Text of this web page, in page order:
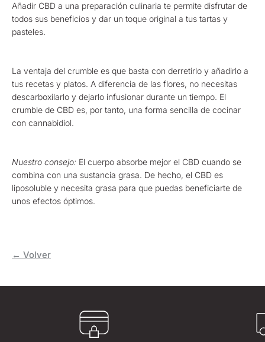
Añadir CBD a una preparación culinaria te permite disfrutar de
todos sus beneficios y dar un toque original a tus tartas y
pasteles.
La ventaja del crumble es que basta con derretirlo y añadirlo a
tus recetas y platos. A diferencia de las flores, no necesitas
descarboxilarlo y dejarlo infusionar durante un tiempo. El
crumble de CBD es, por tanto, una forma sencilla de cocinar
con cannabidiol.
Nuestro consejo: El cuerpo absorbe mejor el CBD cuando se
combina con una sustancia grasa. De hecho, el CBD es
liposoluble y necesita grasa para que puedas beneficiarte de
unos efectos óptimos.
← Volver